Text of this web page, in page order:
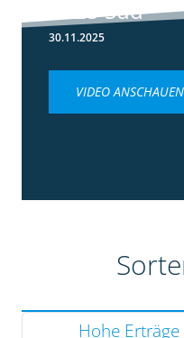
2025 Süd
30.11.2025
VIDEO ANSCHAUEN
Hohe Erträge